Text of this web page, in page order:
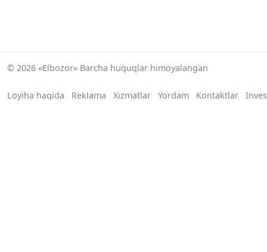
© 2026 «Elbozor» Barcha huquqlar himoyalangan
Loyiha haqida Reklama Xizmatlar Yordam Kontaktlar